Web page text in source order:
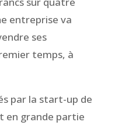
entreprise va
ses
temps, à
par la start-up de
en grande partie